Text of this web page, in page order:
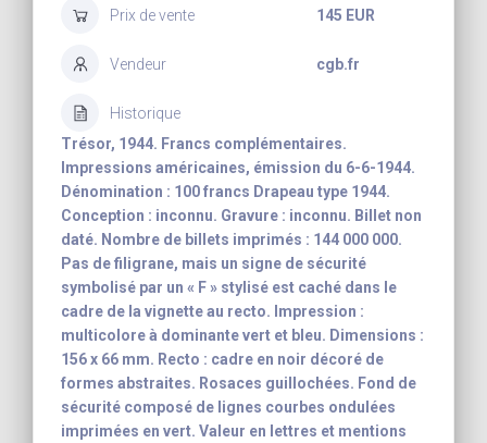
Prix de vente 145 EUR
Vendeur cgb.fr
Historique
Trésor, 1944. Francs complémentaires.
Impressions américaines, émission du 6-6-1944.
Dénomination : 100 francs Drapeau type 1944.
Conception : inconnu. Gravure : inconnu. Billet non
daté. Nombre de billets imprimés : 144 000 000.
Pas de filigrane, mais un signe de sécurité
symbolisé par un « F » stylisé est caché dans le
cadre de la vignette au recto. Impression :
multicolore à dominante vert et bleu. Dimensions :
156 x 66 mm. Recto : cadre en noir décoré de
formes abstraites. Rosaces guillochées. Fond de
sécurité composé de lignes courbes ondulées
imprimées en vert. Valeur en lettres et mentions